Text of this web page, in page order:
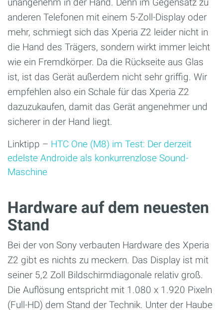
anderen Telefonen mit einem 5-Zoll-Display oder
mehr, schmiegt sich das Xperia Z2 leider nicht in
die Hand des Trägers, sondern wirkt immer leicht
wie ein Fremdkörper. Da die Rückseite aus Glas
ist, ist das Gerät außerdem nicht sehr griffig. Wir
empfehlen also ein Schale für das Xperia Z2
dazuzukaufen, damit das Gerät angenehmer und
sicherer in der Hand liegt.
Linktipp – HTC One (M8) im Test: Der derzeit
edelste Androide als konkurrenzlose Sound-
Maschine
Hardware auf dem neuesten
Stand
Bei der von Sony verbauten Hardware des Xperia
Z2 gibt es nichts zu meckern. Das Display ist mit
seiner 5,2 Zoll Bildschirmdiagonale relativ groß.
Die Auflösung entspricht mit 1.080 x 1.920 Pixeln
(Full-HD) dem Stand der Technik. Unter der Haube